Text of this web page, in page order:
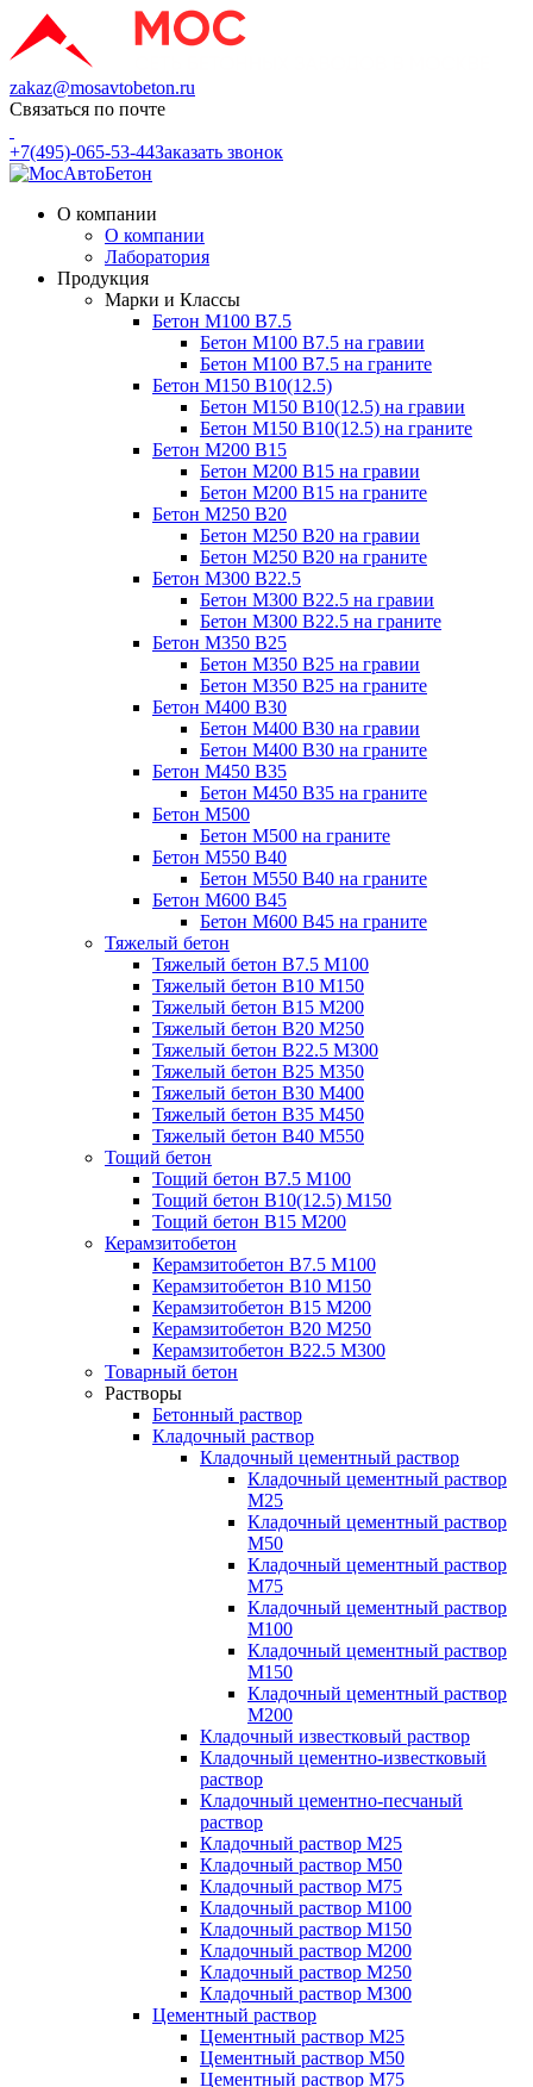
zakaz@mosavtobeton.ru
Связаться по почте
+7(495)-065-53-44Заказать звонок
О компании
О компании
Лаборатория
Продукция
Марки и Классы
Бетон М100 В7.5
Бетон М100 В7.5 на гравии
Бетон М100 В7.5 на граните
Бетон М150 В10(12.5)
Бетон М150 В10(12.5) на гравии
Бетон М150 В10(12.5) на граните
Бетон М200 В15
Бетон М200 В15 на гравии
Бетон М200 В15 на граните
Бетон М250 В20
Бетон М250 В20 на гравии
Бетон М250 В20 на граните
Бетон М300 В22.5
Бетон М300 В22.5 на гравии
Бетон М300 В22.5 на граните
Бетон М350 В25
Бетон М350 В25 на гравии
Бетон М350 В25 на граните
Бетон М400 В30
Бетон М400 В30 на гравии
Бетон М400 В30 на граните
Бетон М450 В35
Бетон М450 В35 на граните
Бетон М500
Бетон М500 на граните
Бетон М550 В40
Бетон М550 В40 на граните
Бетон М600 В45
Бетон М600 В45 на граните
Тяжелый бетон
Тяжелый бетон В7.5 М100
Тяжелый бетон В10 М150
Тяжелый бетон В15 М200
Тяжелый бетон В20 М250
Тяжелый бетон В22.5 М300
Тяжелый бетон В25 М350
Тяжелый бетон В30 М400
Тяжелый бетон В35 М450
Тяжелый бетон В40 М550
Тощий бетон
Тощий бетон В7.5 М100
Тощий бетон В10(12.5) М150
Тощий бетон В15 М200
Керамзитобетон
Керамзитобетон В7.5 М100
Керамзитобетон В10 М150
Керамзитобетон В15 М200
Керамзитобетон В20 М250
Керамзитобетон В22.5 М300
Товарный бетон
Растворы
Бетонный раствор
Кладочный раствор
Кладочный цементный раствор
Кладочный цементный раствор
М25
Кладочный цементный раствор
М50
Кладочный цементный раствор
М75
Кладочный цементный раствор
М100
Кладочный цементный раствор
М150
Кладочный цементный раствор
М200
Кладочный известковый раствор
Кладочный цементно-известковый
раствор
Кладочный цементно-песчаный
раствор
Кладочный раствор М25
Кладочный раствор М50
Кладочный раствор М75
Кладочный раствор М100
Кладочный раствор М150
Кладочный раствор М200
Кладочный раствор М250
Кладочный раствор М300
Цементный раствор
Цементный раствор М25
Цементный раствор М50
Цементный раствор М75